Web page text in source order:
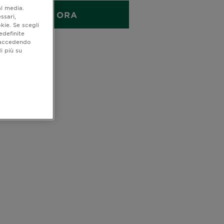
ACQUISTA ORA
media.
Se scegli
più su